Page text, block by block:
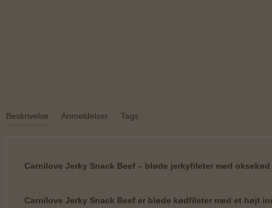
Beskrivelse Anmeldelser Tags
Carnilove Jerky Snack Beef – bløde jerkyfileter med oksekød
Carnilove Jerky Snack Beef er bløde kødfileter med et højt